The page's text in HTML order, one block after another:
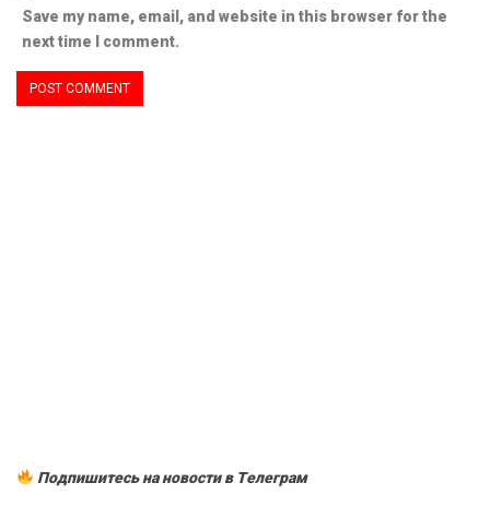
Save my name, email, and website in this browser for the
next time I comment.
Подпишитесь на новости в Tелеграм